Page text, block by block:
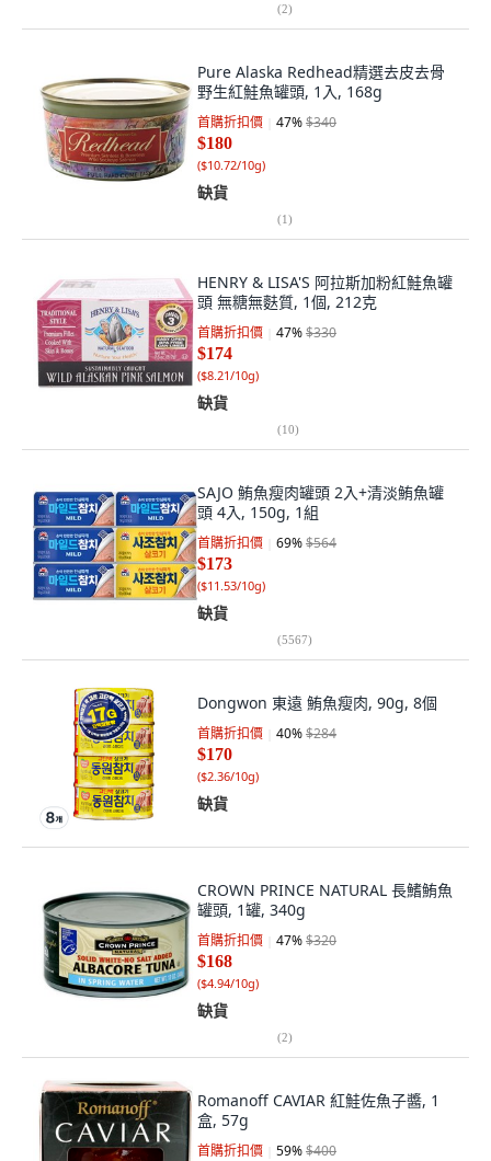
(2)
Pure Alaska Redhead精選去皮去骨
野生紅鮭魚罐頭, 1入, 168g
首購折扣價 47%$340
$180
($10.72/10g)
缺貨
(1)
HENRY & LISA'S 阿拉斯加粉紅鮭魚罐
頭 無糖無麩質, 1個, 212克
首購折扣價 47%$330
$174
($8.21/10g)
缺貨
(10)
SAJO 鮪魚瘦肉罐頭 2入+清淡鮪魚罐
頭 4入, 150g, 1組
首購折扣價 69%$564
$173
($11.53/10g)
缺貨
(5567)
Dongwon 東遠 鮪魚瘦肉, 90g, 8個
首購折扣價 40%$284
$170
($2.36/10g)
缺貨
CROWN PRINCE NATURAL 長鰭鮪魚
罐頭, 1罐, 340g
首購折扣價 47%$320
$168
($4.94/10g)
缺貨
(2)
Romanoff CAVIAR 紅鮭佐魚子醬, 1
盒, 57g
首購折扣價 59%$400